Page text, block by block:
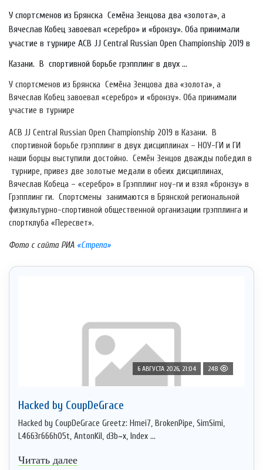
У спортсменов из Брянска Семёна Зенцова два «золота», а
Вячеслав Кобец завоевал «серебро» и «бронзу». Оба принимали
участие в турнире ACB JJ Central Russian Open Championship 2019 в
Казани. В спортивной борьбе грэпплинг в двух ...
У спортсменов из Брянска Семёна Зенцова два «золота», а
Вячеслав Кобец завоевал «серебро» и «бронзу». Оба принимали
участие в турнире
ACB JJ Central Russian Open Championship 2019 в Казани. В
спортивной борьбе грэпплинг в двух дисциплинах – НОУ-ГИ и ГИ
наши борцы выступили достойно. Семён Зенцов дважды победил в
турнире, привез две золотые медали в обеих дисциплинах,
Вячеслав Кобеца – «серебро» в Грэпплинг ноу-ги и взял «бронзу» в
Грэпплинг ги. Спортсмены занимаются в Брянской региональной
физкультурно-спортивной общественной организации грэпплинга и
спортклуба «Пересвет».
Фото с сайта РИА «Стрела»
6 АВГУСТА 2026, 21:04 248
Hacked by CoupDeGrace
Hacked by CoupDeGrace Greetz: Hmei7, BrokenPipe, SimSimi,
L4663r666h05t, AntonKil, d3b~x, Index ...
Читать далее